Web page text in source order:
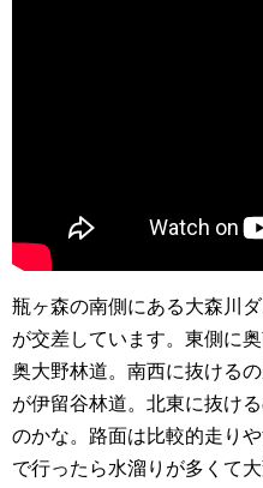
瓶ヶ森の南側にある大森川
が交差しています。東側に
奥大野林道。南西に抜ける
が伊留谷林道。北東に抜け
のかな。路面は比較的走り
で行ったら水溜りが多くて